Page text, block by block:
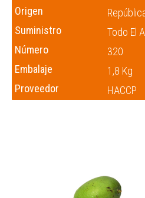
Origen
Suministro
Todo El
Número
320
Embalaje
1,8 Kg
Proveedor
HACCP